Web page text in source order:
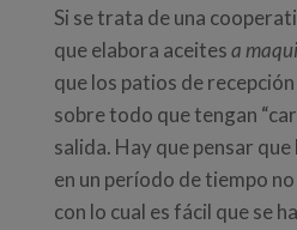
Si se trata de una
que elabora aceitesa
que los patios de
sobre todo que tengan
salida. Hay que pensar
en un período de tiempo
con lo cual es fácil que se